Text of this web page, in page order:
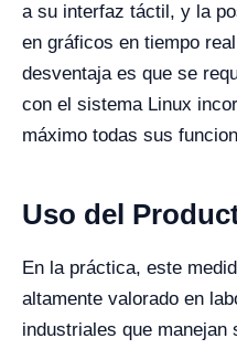
a su interfaz táctil, y la
en gráficos en tiempo
desventaja es que se
con el sistema Linux
máximo todas sus
Uso del
En la práctica, este
altamente valorado en
industriales que